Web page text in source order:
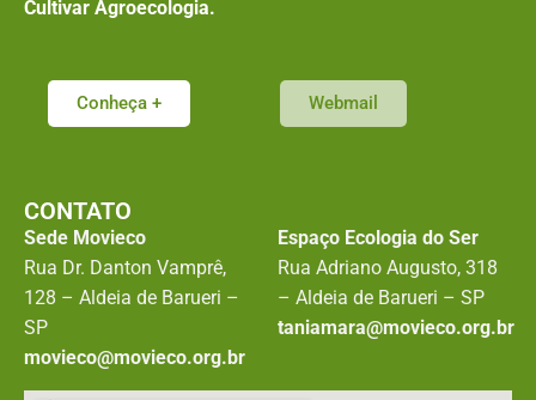
Cultivar Agroecologia.
Conheça + Webmail
CONTATO
Sede Movieco
Rua Dr. Danton Vamprê,
128 – Aldeia de Barueri –
SP
movieco@movieco.org.br
Espaço Ecologia do Ser
Rua Adriano Augusto, 318
– Aldeia de Barueri – SP
taniamara@movieco.org.br